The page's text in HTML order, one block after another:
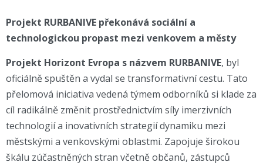
Projekt RURBANIVE překonává sociální a
technologickou propast mezi venkovem a městy
Projekt Horizont Evropa s názvem RURBANIVE, byl
oficiálně spuštěn a vydal se transformativní cestu. Tato
přelomová iniciativa vedená týmem odborníků si klade za
cíl radikálně změnit prostřednictvím síly imerzivních
technologií a inovativních strategií dynamiku mezi
městskými a venkovskými oblastmi. Zapojuje širokou
škálu zúčastněných stran včetně občanů, zástupců